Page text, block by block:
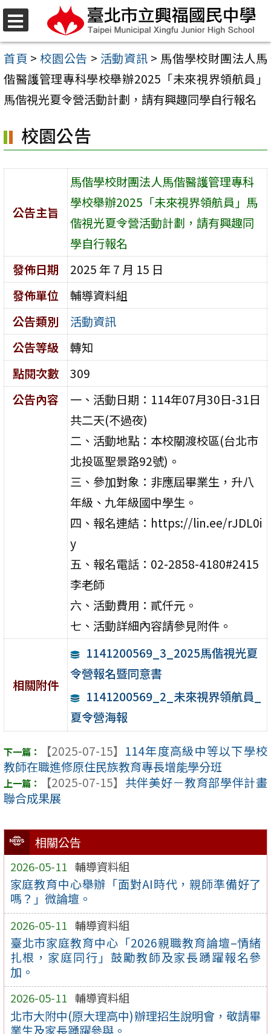
選
單
跳
至
主
要
內
區
首頁 > 校園公告 > 活動資訊 > 馬偕學校財團法人馬
偕醫護管理專科學校舉辦2025「未來視界領航員」
馬偕視光夏令營活動計劃，請有興趣同學自行報名
相關公告
2026-05-11 輔導資料組
家庭教育中心舉辦「面對AI時代，親師準備好了
嗎？」微論壇。
2026-05-11 輔導資料組
臺北市家庭教育中心「2026親職教育論壇–情緒
扎根，家庭同行」鼓勵教師及家長踴躍報名參
加。
2026-05-11 輔導資料組
北市大附中(原大理高中)辦理招生說明會，敬請畢
業生及家長踴躍參與。
校園公告
公告主旨
馬偕學校財團法人馬偕醫護管理專科
學校舉辦2025「未來視界領航員」馬
偕視光夏令營活動計劃，請有興趣同
學自行報名
發佈日期
2025 年 7 月 15 日
發佈單位
輔導資料組
公告類別
活動資訊
公告等級
轉知
點閱次數
309
公告內容
一、活動日期：114年07月30日-31日
共二天(不過夜)
二、活動地點：本校關渡校區(台北市
北投區聖景路92號)。
三、參加對象：非應屆畢業生，升八
年級、九年級國中學生。
四、報名連結：https://lin.ee/rJDL0i
y
五、報名電話：02-2858-4180#2415
李老師
六、活動費用：貳仟元。
七、活動詳細內容請參見附件。
相關附件
1141200569_3_2025馬偕視光夏
令營報名暨同意書
1141200569_2_未來視界領航員_
夏令營海報
【2025-07-15】 114年度高級中等以下學校
教師在職進修原住民族教育專長增能學分班
【2025-07-15】 共伴美好－教育部學伴計畫
聯合成果展